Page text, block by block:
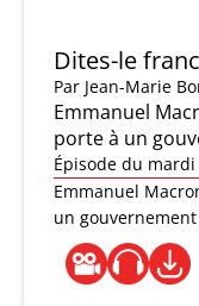
Dites-le
Par Jean-Marie
Emmanuel
porte à un
Épisode du
Emmanuel
un gouvernement